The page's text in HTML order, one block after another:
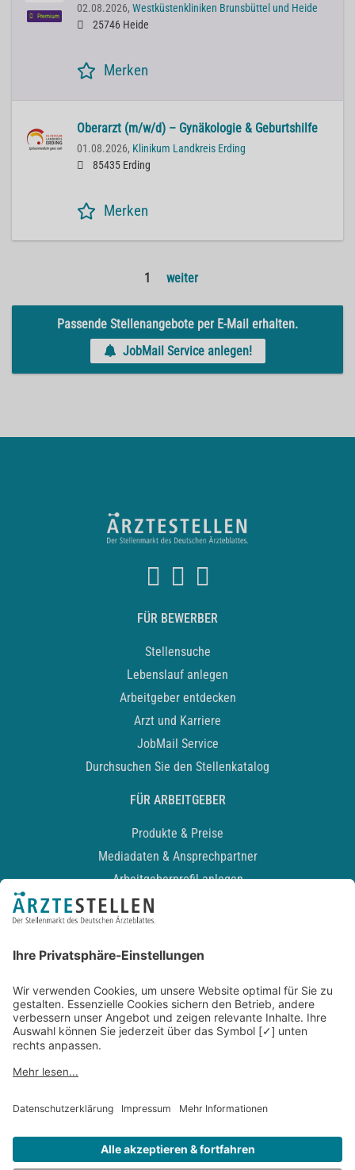
Premium
02.08.2026, Westküstenkliniken Brunsbüttel und Heide
25746 Heide
Merken
Oberarzt (m/w/d) – Gynäkologie & Geburtshilfe
01.08.2026, Klinikum Landkreis Erding
85435 Erding
Merken
1 weiter
Passende Stellenangebote per E-Mail erhalten.
JobMail Service anlegen!
FÜR BEWERBER
Stellensuche
Lebenslauf anlegen
Arbeitgeber entdecken
Arzt und Karriere
JobMail Service
Durchsuchen Sie den Stellenkatalog
FÜR ARBEITGEBER
Produkte & Preise
Mediadaten & Ansprechpartner
Arbeitgeberprofil anlegen
Recruiting-Podcast
Kontakt
Datenschutz
Newsletter